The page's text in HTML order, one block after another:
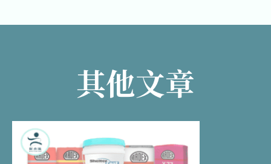
防水層維修翻新實錄
其他文章